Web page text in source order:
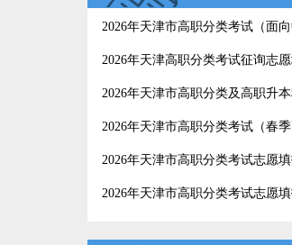
2026年天津市高职分类考试（面
生）征询志愿录取结果今日可查
2026年天津高职分类考试征询志
2026年天津市高职分类及高职升
生录取工作结束，4月25日起考生
2026年天津市高职分类考试（春
取结果查询
2026年天津市高职分类考试志愿
2026年天津市高职分类考试志愿